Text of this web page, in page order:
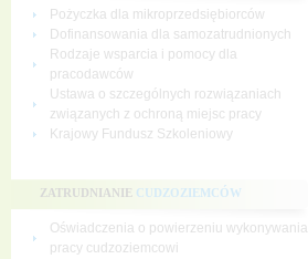
Pożyczka dla mikroprzedsiębiorców
Dofinansowania dla samozatrudnionych
Rodzaje wsparcia i pomocy dla
pracodawców
Ustawa o szczególnych rozwiązaniach
związanych z ochroną miejsc pracy
Krajowy Fundusz Szkoleniowy
ZATRUDNIANIE CUDZOZIEMCÓW
Oświadczenia o powierzeniu wykonywania
pracy cudzoziemcowi